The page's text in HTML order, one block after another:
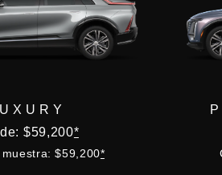
$59,200*
$59,200*